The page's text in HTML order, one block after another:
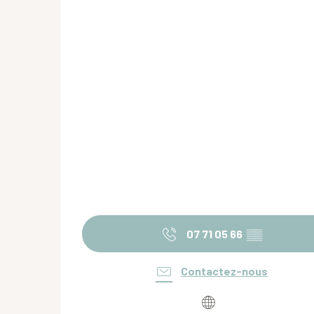
07 71 05 66 ▒▒
Contactez-nous